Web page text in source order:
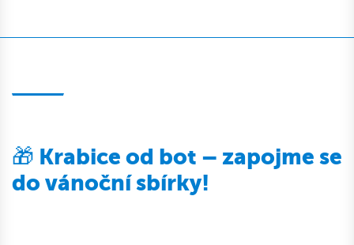
🎁 Krabice od bot – zapojme se
do vánoční sbírky!